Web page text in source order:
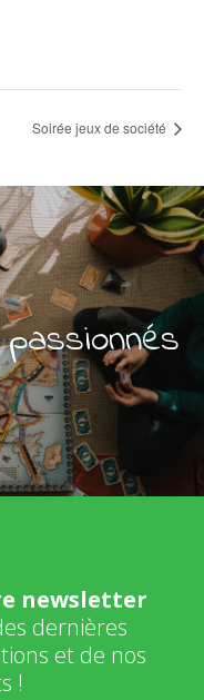
Soirée jeux de société
newsletter
dernières
et de nos
!